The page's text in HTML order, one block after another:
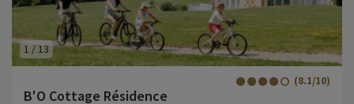
1/13
B'O Cottage Résidence
(8.1/10)